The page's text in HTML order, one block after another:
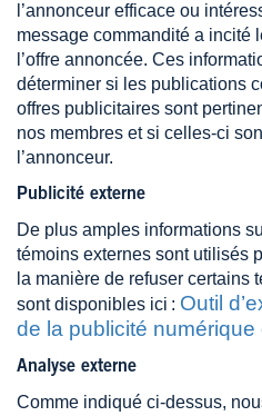
l’annonceur efficace ou
message commandité a incité
l’offre annoncée. Ces
déterminer si les publications
offres publicitaires sont
nos membres et si celles-ci
l’annonceur.
Publicité externe
De plus amples informations
témoins externes sont utilisés
la manière de refuser certains
sont disponibles ici : Outil
de la publicité numérique
Analyse externe
Comme indiqué ci-dessus,